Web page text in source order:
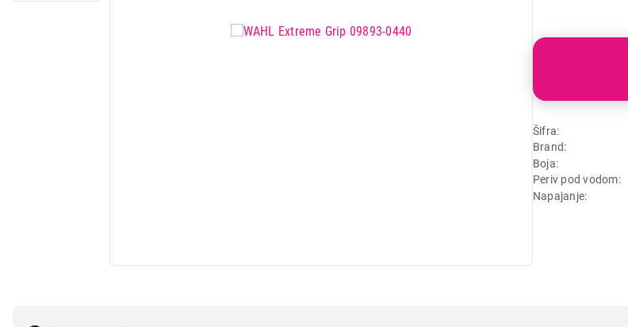
Grejanje i hlađenje
Šifra
Brand
Boja
Periv pod vodom
Napajanje